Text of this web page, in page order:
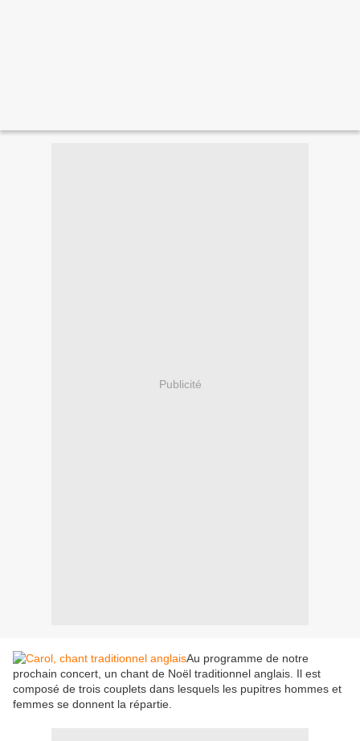
Publicité
Au programme de notre
prochain concert, un chant de Noël traditionnel anglais. Il est
composé de trois couplets dans lesquels les pupitres hommes et
femmes se donnent la répartie.